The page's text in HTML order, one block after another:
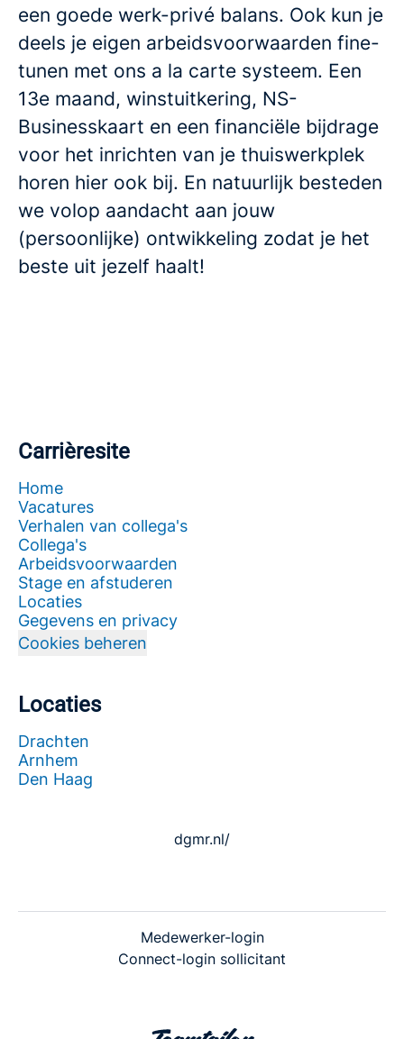
een goede werk-privé balans. Ook kun je
deels je eigen arbeidsvoorwaarden fine-
tunen met ons a la carte systeem. Een
13e maand, winstuitkering, NS-
Businesskaart en een financiële bijdrage
voor het inrichten van je thuiswerkplek
horen hier ook bij. En natuurlijk besteden
we volop aandacht aan jouw
(persoonlijke) ontwikkeling zodat je het
beste uit jezelf haalt!
Carrièresite
Home
Vacatures
Verhalen van collega's
Collega's
Arbeidsvoorwaarden
Stage en afstuderen
Locaties
Gegevens en privacy
Cookies beheren
Locaties
Drachten
Arnhem
Den Haag
dgmr.nl/
Medewerker-login
Connect-login sollicitant